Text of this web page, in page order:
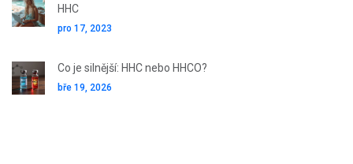
HHC
pro 17, 2023
Co je silnější: HHC nebo HHCO?
bře 19, 2026